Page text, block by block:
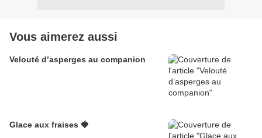
Vous aimerez aussi
Velouté d’asperges au companion
Glace aux fraises 🍓